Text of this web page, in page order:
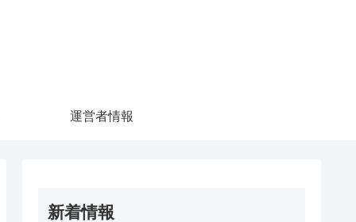
運営者情報
新着情報